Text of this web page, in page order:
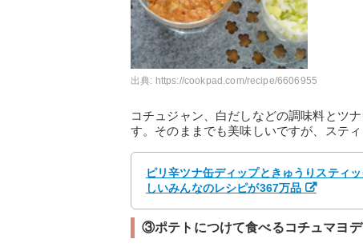
出典: https://cookpad.com/recipe/6606955
コチュジャン、白だしなどの調味料とツ
す。そのままでも美味しいですが、ステ
ピリ辛ツナ缶ディップときゅうりスティ
しいみんなのレシピが367万品
③ポテトにつけて食べるコチュマヨ